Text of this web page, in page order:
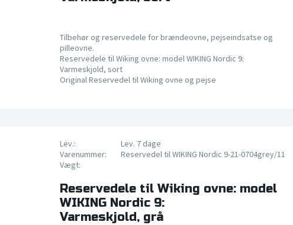
Tilbehør og reservedele for brændeovne, pejseindsatse og
pilleovne.
Reservedele til Wiking ovne: model WIKING Nordic 9:
Varmeskjold, sort
Original Reservedel til Wiking ovne og pejse
Lev.:
Lev. 7 dage
Varenummer:
Reservedel til WIKING Nordic 9-21-0704grey/11
Vægt:
Reservedele til Wiking ovne: model
WIKING Nordic 9:
Varmeskjold, grå